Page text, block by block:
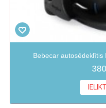
Bebecar autosēdeklītis